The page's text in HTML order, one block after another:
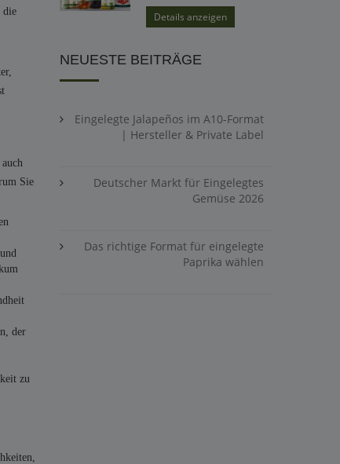
die
Sie
der
zu
Details anzeigen
NEUESTE BEITRÄGE
Eingelegte Jalapeños im A10-Format
| Hersteller & Private Label
Deutscher Markt für Eingelegtes
Gemüse 2026
Das richtige Format für eingelegte
Paprika wählen